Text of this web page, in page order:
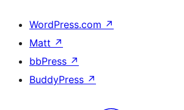
WordPress.com ↗
Matt ↗
bbPress ↗
BuddyPress ↗